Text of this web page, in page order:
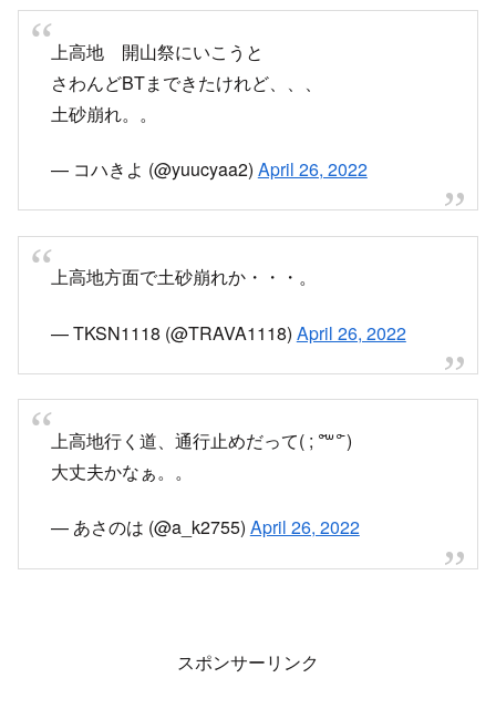
— 安涼奈ヶ岳/ (@alyona_b_jp)
上高地 開山祭にいこうと
さわんどBTまできたけれど、、、
土砂崩れ。。
— コハきよ (@yuucyaa2) April 26, 2022
上高地方面で土砂崩れか・・・。
— TKSN1118 (@TRAVA1118)
— あさのは (@a_k2755)April 26, 2022